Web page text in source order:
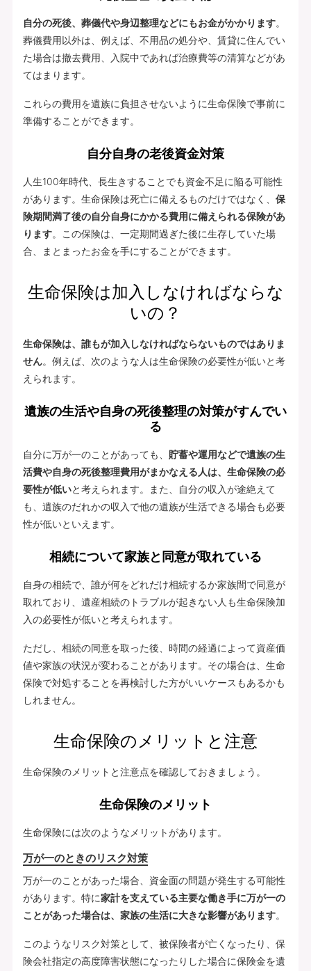
自分の死後、葬儀代や身辺整理などにもお金がかかります。
葬儀費用以外は、例えば、不用品の処分や、賃貸に住んでい
た場合は撤去費用、入院中であれば治療費等の清算などがあ
てはまります。
これらの費用を遺族に負担させないように生命保険で事前に
準備することができます。
自分自身の老後資金対策
人生100年時代、長生きすることでも資金不足に陥る可能性
があります。生命保険は死亡に備えるものだけではなく、 保
険期間満了後の自分自身にかかる費用に備えられる保険があ
ります。この保険は、一定期間過ぎた後に生存していた場
合、まとまったお金を手にすることができます。
生命保険は加入しなければならな
いの？
生命保険は、誰もが加入しなければならないものではありま
せん。例えば、次のような人は生命保険の必要性が低いと考
えられます。
遺族の生活や自身の死後整理の対策がすんでい
る
自分に万が一のことがあっても、 貯蓄や運用などで遺族の生
活費や自身の死後整理費用がまかなえる人は、生命保険の必
要性が低いと考えられます。また、自分の収入が途絶えて
も、遺族のだれかの収入で他の遺族が生活できる場合も必要
性が低いといえます。
相続について家族と同意が取れている
自身の相続で、誰が何をどれだけ相続するか家族間で同意が
取れており、遺産相続のトラブルが起きない人も生命保険加
入の必要性が低いと考えられます。
ただし、相続の同意を取った後、時間の経過によって資産価
値や家族の状況が変わることがあります。その場合は、生命
保険で対処することを再検討した方がいいケースもあるかも
しれません。
生命保険のメリットと注意
生命保険のメリットと注意点を確認しておきましょう。
生命保険のメリット
生命保険には次のようなメリットがあります。
万が一のときのリスク対策
万が一のことがあった場合、資金面の問題が発生する可能性
があります。特に家計を支えている主要な働き手に万が一の
ことがあった場合は、家族の生活に大きな影響があります。
このようなリスク対策として、被保険者が亡くなったり、保
険会社指定の高度障害状態になったりした場合に保険金を遺